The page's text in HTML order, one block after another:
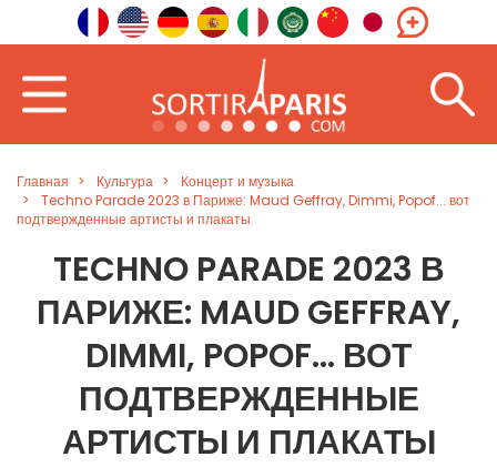
Главная Культура
Концерт и музыка
Techno Parade 2023 в Париже: Maud Geffray, Dimmi, Popof... вот
подтвержденные артисты и плакаты
TECHNO PARADE 2023 В
ПАРИЖЕ: MAUD GEFFRAY,
DIMMI, POPOF... ВОТ
ПОДТВЕРЖДЕННЫЕ
АРТИСТЫ И ПЛАКАТЫ